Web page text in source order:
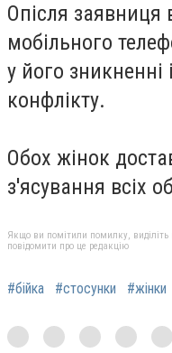
Опісля заявниця
мобільного
у його
конфлікту.
Обох жінок
з'ясування всіх
Якщо ви помітили помилку, виділіть
повідомити про це редакцію
#бійка #стосунки #жінки